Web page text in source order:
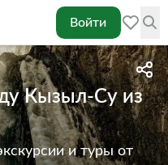
Войти
Кызыл-Су из
и туры от